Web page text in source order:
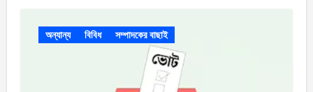
অন্যান্য বিবিধ সম্পাদকের বাছাই